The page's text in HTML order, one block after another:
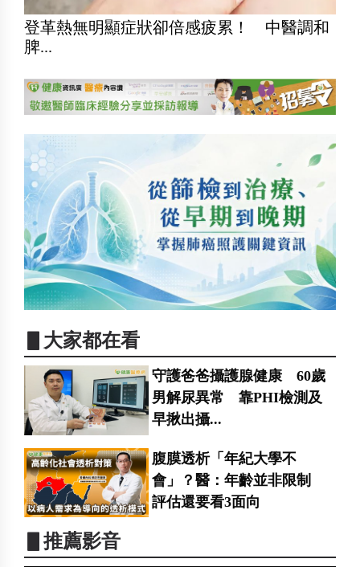
登革熱無明顯症狀卻倍感疲累！ 中醫調和
脾...
▋大家都在看
守護爸爸攝護腺健康 60歲
男解尿異常 靠PHI檢測及
早揪出攝...
腹膜透析「年紀大學不
會」？醫：年齡並非限制
評估還要看3面向
▋推薦影音